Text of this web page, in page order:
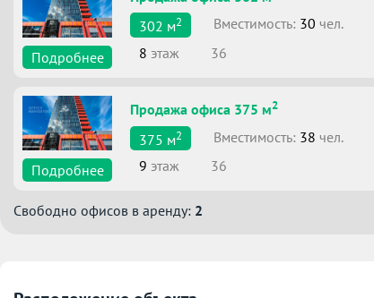
Подробнее
302 м2 Вместимоcть: 30 чел.
8 этаж 36
Подробнее
Продажа офиса 375 м2
375 м2 Вместимоcть: 38 чел.
9 этаж 36
Свободно офисов в аренду: 2